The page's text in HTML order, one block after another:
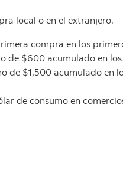
local o en el extranjero.
compra en los
de $600 acumulado en
de $1,500 acumulado en
de consumo en